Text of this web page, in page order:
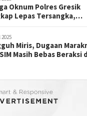
Oknum Polres Gresik
Lepas Tersangka,
Miris, Dugaan
Masih Bebas Beraksi